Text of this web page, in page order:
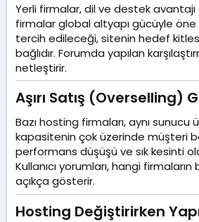
Yerli firmalar, dil ve destek avantajı
firmalar global altyapı gücüyle öne
tercih edileceği, sitenin hedef
bağlıdır. Forumda yapılan
netleştirir.
Aşırı Satış (Overselling)
Bazı hosting firmaları, aynı sunucu
kapasitenin çok üzerinde müşteri
performans düşüşü ve sık kesinti
Kullanıcı yorumları, hangi firmaların
açıkça gösterir.
Hosting Değiştirirken